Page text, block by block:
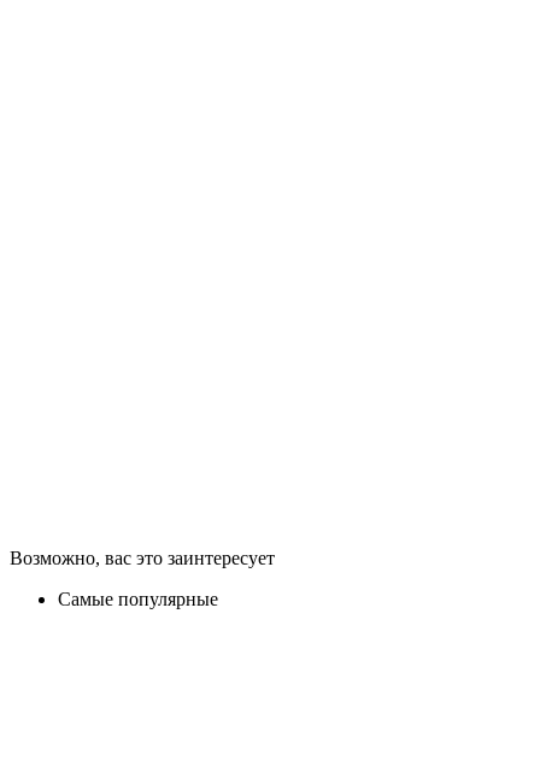
Возможно, вас это заинтересует
Самые популярные